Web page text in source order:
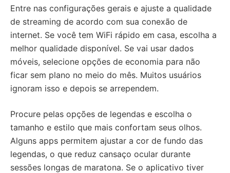
Entre nas configurações gerais e ajuste a qualidade
de streaming de acordo com sua conexão de
internet. Se você tem WiFi rápido em casa, escolha a
melhor qualidade disponível. Se vai usar dados
móveis, selecione opções de economia para não
ficar sem plano no meio do mês. Muitos usuários
ignoram isso e depois se arrependem.
Procure pelas opções de legendas e escolha o
tamanho e estilo que mais confortam seus olhos.
Alguns apps permitem ajustar a cor de fundo das
legendas, o que reduz cansaço ocular durante
sessões longas de maratona. Se o aplicativo tiver